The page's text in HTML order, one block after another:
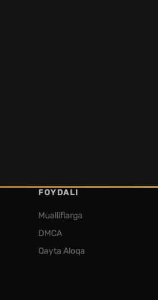
FOYDALI
Mualliflarga
DMCA
Qayta Aloqa